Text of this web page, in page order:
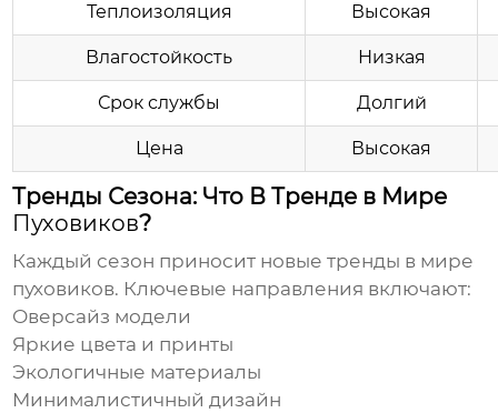
Теплоизоляция Высокая
Влагостойкость Низкая
Срок службы Долгий
Цена Высокая
Тренды Сезона: Что В Тренде в Мире
Пуховиков?
Каждый сезон приносит новые тренды в мире
пуховиков. Ключевые направления включают:
Оверсайз модели
Яркие цвета и принты
Экологичные материалы
Минималистичный дизайн